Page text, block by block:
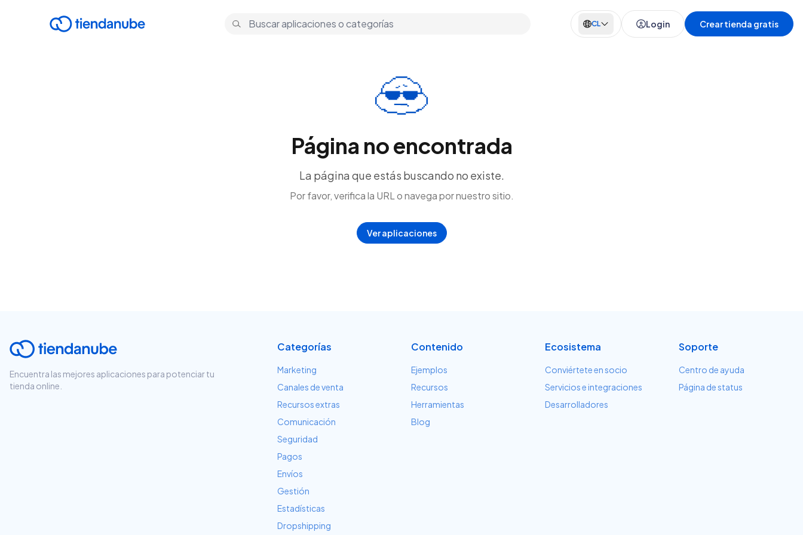
CL Login Crear tienda gratis
Página no encontrada
La página que estás buscando no existe.
Por favor, verifica la URL o navega por nuestro sitio.
Ver aplicaciones
Encuentra las mejores aplicaciones para potenciar tu
tienda online.
Categorías
Marketing
Canales de venta
Recursos extras
Comunicación
Seguridad
Pagos
Envíos
Gestión
Estadísticas
Dropshipping
Contenido
Ejemplos
Recursos
Herramientas
Blog
Ecosistema
Conviértete en socio
Servicios e integraciones
Desarrolladores
Soporte
Centro de ayuda
Página de status